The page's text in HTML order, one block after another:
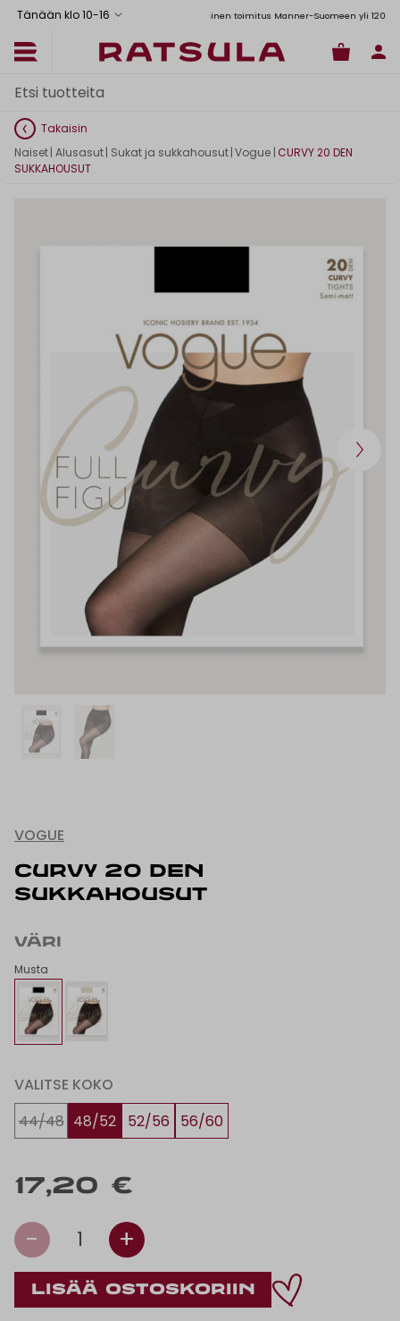
Tänään klo 10-16
Toimituskulut alk. 6,90€Ilmainen toimitus Manner-Suomeen yli 120 euron
Takaisin
Naiset| Alusasut| Sukat ja sukkahousut |Vogue | CURVY 20 DEN
SUKKAHOUSUT
VOGUE
CURVY 20 DEN
SUKKAHOUSUT
VÄRI
Musta
VALITSE KOKO
44/48 48/52 52/56 56/60
17,20 €
- 1 +